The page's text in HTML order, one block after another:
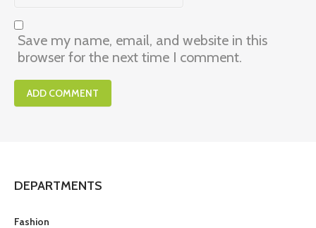
Save my name, email, and website in this
browser for the next time I comment.
DEPARTMENTS
Fashion